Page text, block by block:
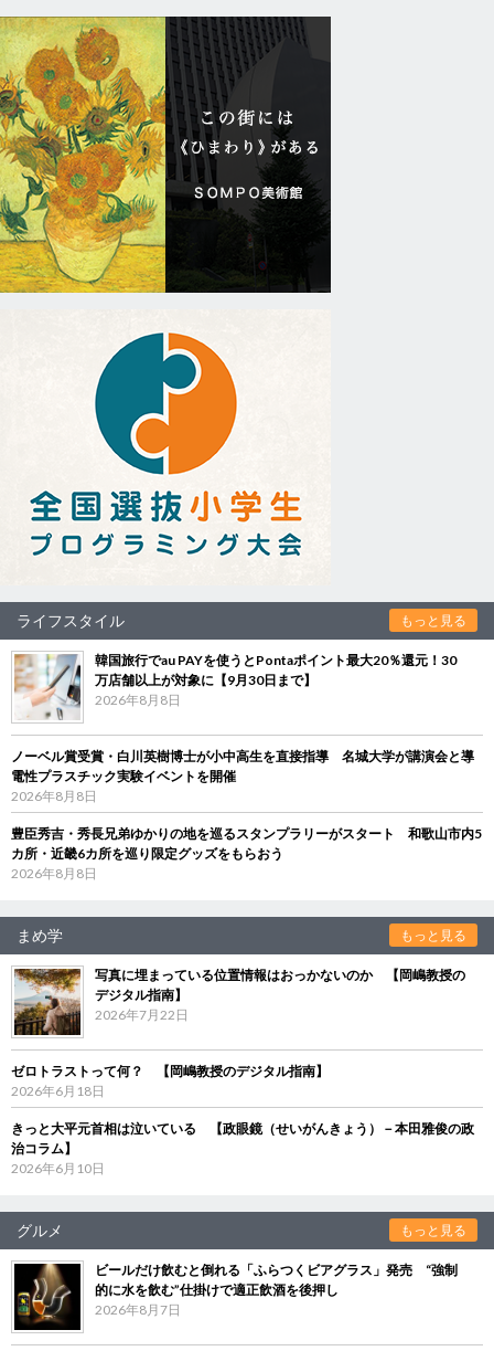
ライフスタイル もっと見る
韓国旅行でau PAYを使うとPontaポイント最大20％還元！30
万店舗以上が対象に【9月30日まで】
2026年8月8日
ノーベル賞受賞・白川英樹博士が小中高生を直接指導 名城大学が講演会と導
電性プラスチック実験イベントを開催
2026年8月8日
豊臣秀吉・秀長兄弟ゆかりの地を巡るスタンプラリーがスタート 和歌山市内5
カ所・近畿6カ所を巡り限定グッズをもらおう
2026年8月8日
まめ学 もっと見る
写真に埋まっている位置情報はおっかないのか 【岡嶋教授の
デジタル指南】
2026年7月22日
ゼロトラストって何？ 【岡嶋教授のデジタル指南】
2026年6月18日
きっと大平元首相は泣いている 【政眼鏡（せいがんきょう）－本田雅俊の政
治コラム】
2026年6月10日
グルメ もっと見る
ビールだけ飲むと倒れる「ふらつくビアグラス」発売 “強制
的に水を飲む”仕掛けで適正飲酒を後押し
2026年8月7日